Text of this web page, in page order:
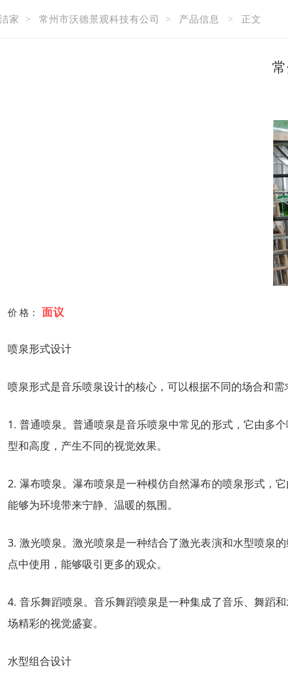
家 > 常州市沃德景观科技有公司 > 产品信息 > 正文
价 格： 面议
喷泉形式设计
喷泉形式是音乐喷泉设计的核心，可以根据不同的场合和
1. 普通喷泉。普通喷泉是音乐喷泉中常见的形式，它由多
型和高度，产生不同的视觉效果。
2. 瀑布喷泉。瀑布喷泉是一种模仿自然瀑布的喷泉形式，
能够为环境带来宁静、温暖的氛围。
3. 激光喷泉。激光喷泉是一种结合了激光表演和水型喷泉
点中使用，能够吸引更多的观众。
4. 音乐舞蹈喷泉。音乐舞蹈喷泉是一种集成了音乐、舞蹈
场精彩的视觉盛宴。
水型组合设计